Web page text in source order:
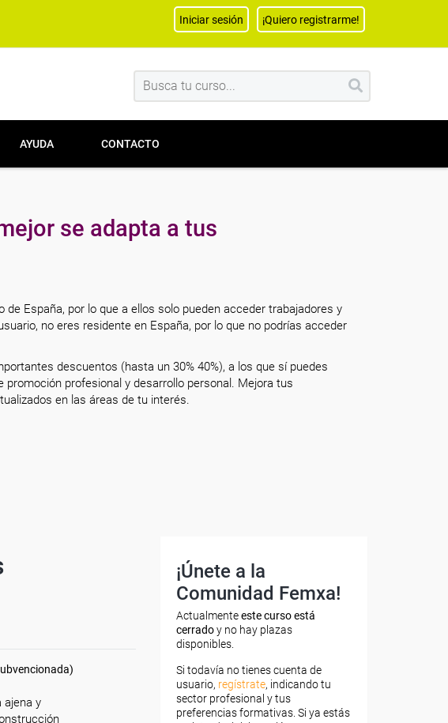
Iniciar sesión ¡Quiero registrarme!
AYUDA CONTACTO
se adapta a tus
España, por lo que a ellos solo pueden acceder trabajadores y
no eres residente en España, por lo que no podrías acceder
descuentos (hasta un 30% 40%), a los que sí puedes
profesional y desarrollo personal. Mejora tus
en las áreas de tu interés.
ajena y
¡Únete a la
Comunidad Femxa!
Actualmenteeste curso está
cerradoy no hay plazas
disponibles.
Si todavía no tienes cuenta de
usuario, regístrate, indicando tu
sector profesional y tus
preferencias formativas. Si ya estás